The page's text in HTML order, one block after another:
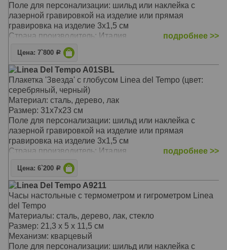
Поле для персонализации: шильд или наклейка с
лазерной гравировкой на изделие или прямая
гравировка на изделие 3х1,5 см
Страна производитель: Италия
подробнее >>
Цена: 7`800 Р
Linea Del Tempo A01SBL
Плакетка 'Звезда' с глобусом Linea del Tempo (цвет:
серебряный, черный)
Материал: сталь, дерево, лак
Размер: 31х7х23 см
Поле для персонализации: шильд или наклейка с
лазерной гравировкой на изделие или прямая
гравировка на изделие 3х1,5 см
Страна производитель: Италия
подробнее >>
Цена: 6`200 Р
Linea Del Tempo A9211
Часы настольные с термометром и гигрометром Linea
del Tempo
Материалы: сталь, дерево, лак, стекло
Размер: 21,3 х 5 х 11,5 см
Механизм: кварцевый
Поле для персонализации: шильд или наклейка с